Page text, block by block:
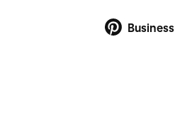
Business